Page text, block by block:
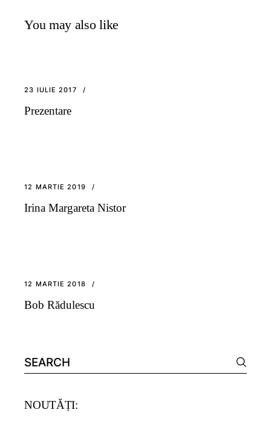
You may also like
23 IULIE 2017
Prezentare
12 MARTIE 2019
Irina Margareta Nistor
12 MARTIE 2018
Bob Rădulescu
Search
for:
NOUTĂȚI: